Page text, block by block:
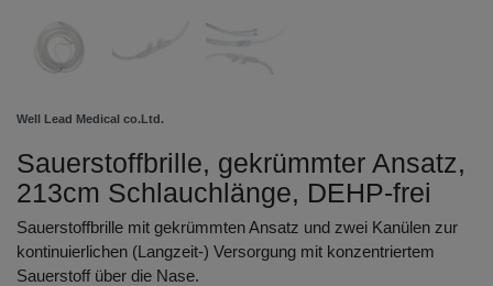
Well Lead Medical co.Ltd.
Sauerstoffbrille, gekrümmter Ansatz,
213cm Schlauchlänge, DEHP-frei
Sauerstoffbrille mit gekrümmten Ansatz und zwei Kanülen zur
kontinuierlichen (Langzeit-) Versorgung mit konzentriertem
Sauerstoff über die Nase.